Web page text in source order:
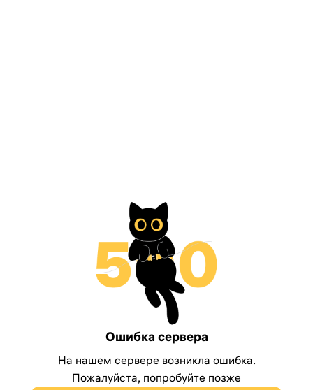
Ошибка сервера
На нашем сервере возникла ошибка.
Пожалуйста, попробуйте позже